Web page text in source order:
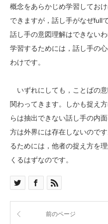
概念をあらかじめ学習してお
できますが，話し手がなぜfull
話し手の意図理解はできない
学習するためには，話し手の
わけです。
いずれにしても，ことばの
関わってきます。しかも捉え
らは抽出できない話し手の内
方は外界には存在しないので
るためには，他者の捉え方を
くるはずなのです。
前のページ